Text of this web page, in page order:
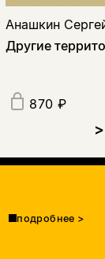
Анашкин
Другие
870 ₽
>
подробнее >